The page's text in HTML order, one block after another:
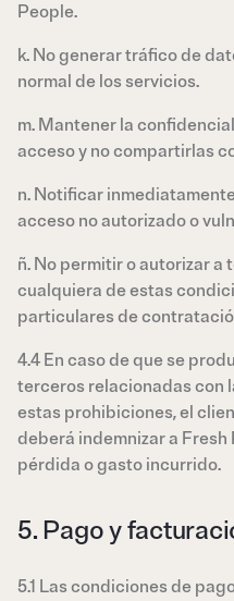
People.
k. No generar tráfico de
normal de los servicios.
m. Mantener la
acceso y no compartirlas
n. Notificar
acceso no autorizado o
ñ. No permitir o autorizar a
cualquiera de estas
particulares de
4.4 En caso de que se
terceros relacionadas con
estas prohibiciones, el
deberá indemnizar a
pérdida o gasto incurrido.
5. Pago y
5.1 Las condiciones de